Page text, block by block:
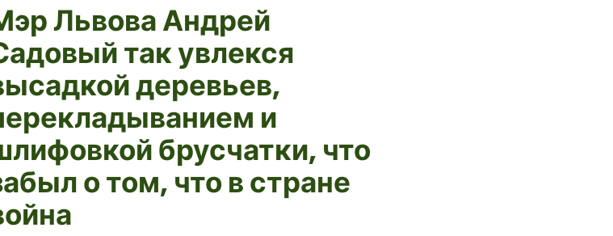
Львова Андрей
так увлекся
деревьев,
и
брусчатки, что
о том, что в стране